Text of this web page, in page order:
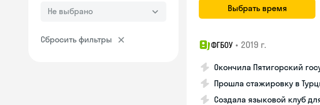
Не выбрано
Сбросить фильтры
Выбрать время
ФГБОУ • 2019 г.
Окончила Пятигорский
Прошла стажировку в
Создала языковой клуб